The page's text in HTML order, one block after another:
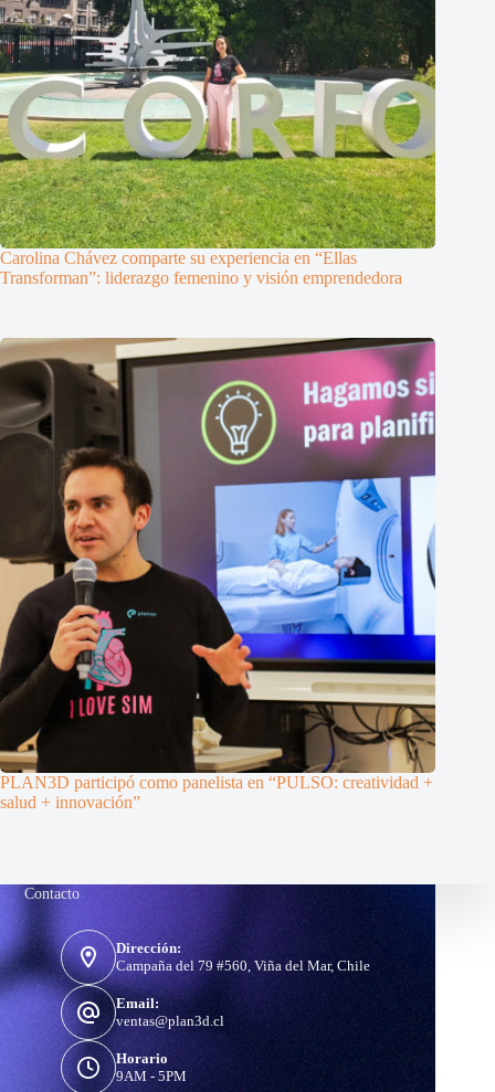
Carolina Chávez comparte su experiencia en “Ellas
Transforman”: liderazgo femenino y visión emprendedora
PLAN3D participó como panelista en “PULSO: creatividad +
salud + innovación”
Contacto
Dirección:
Campaña del 79 #560, Viña del Mar, Chile
Email:
ventas@plan3d.cl
Horario
9AM - 5PM